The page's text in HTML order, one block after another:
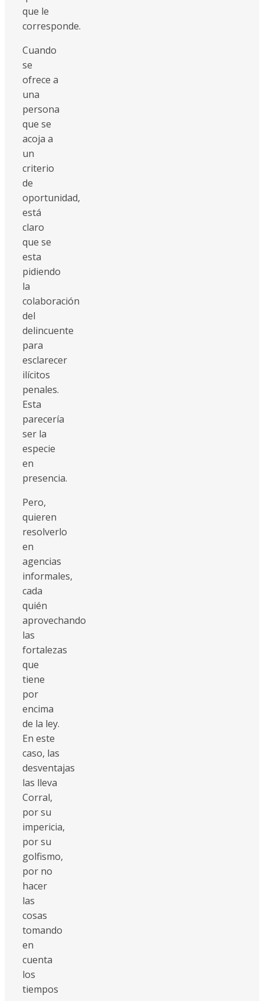
que le
corresponde.
Cuando
se
ofrece a
una
persona
que se
acoja a
un
criterio
de
oportunidad,
está
claro
que se
esta
pidiendo
la
colaboración
del
delincuente
para
esclarecer
ilícitos
penales.
Esta
parecería
ser la
especie
en
presencia.
Pero,
quieren
resolverlo
en
agencias
informales,
cada
quién
aprovechando
las
fortalezas
que
tiene
por
encima
de la ley.
En este
caso, las
desventajas
las lleva
Corral,
por su
impericia,
por su
golfismo,
por no
hacer
las
cosas
tomando
en
cuenta
los
tiempos